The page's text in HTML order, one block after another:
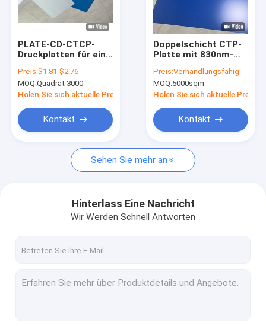
Über uns
Kontakt US
Nachrichten
Fordern Sie ein Zitat
Ctp-Platten-Herstellungs-Maschine
thermische CTP-Maschine
PLATE-CD-CTCP-
Druckplatten für eine
Druckleistung
Preis:$1.81-$2.76
MOQ:Quadrat 3000
Holen Sie sich aktuelle Preis
Kontakt
Doppelschicht CTP-
Platte mit 830nm-
Lichtquelle und ≤10%
Punktgewinn für
hochwertigen
Preis:Verhandlungsfähig
MOQ:5000sqm
Holen Sie sich aktuelle Preis
Kontakt
Sehen Sie mehr an
Hinterlass Eine Nachricht
Wir Werden Schnell Antworten